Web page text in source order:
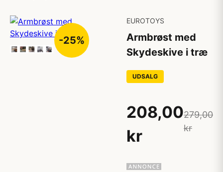
-25%
EUROTOYS
Armbrøst med
Skydeskive i træ
UDSALG
208,00
kr
279,00
kr